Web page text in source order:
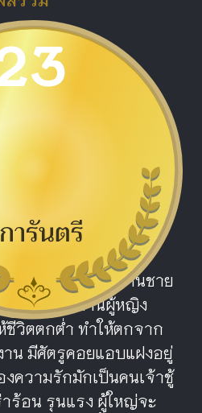
ดีมาก
ม หมายเลข 23 ยอด
เสน่ห์
านผู้หญิงถ้าเป็นท่านชาย
หายเพราะท่านผู้หญิง
วิตตกต่ำ ทำให้ตกจาก
น มีศัตรูคอยแอบแฝงอยู่
งความรักมักเป็นคนเจ้าชู้
ร้อน รุนแรง ผู้ใหญ่จะ